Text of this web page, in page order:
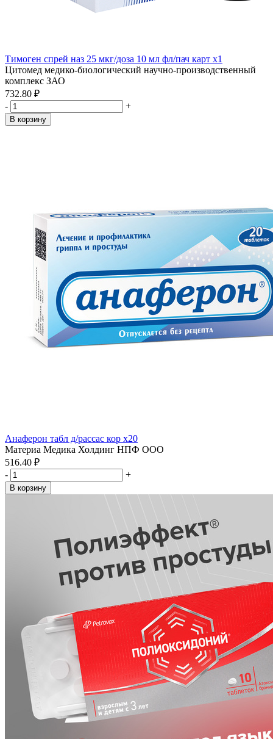
Тимоген спрей наз 25 мкг/доза 10 мл фл/пач карт x1
Цитомед медико-биологический научно-производственный
комплекс ЗАО
732.80 ₽
-
+
В корзину
Анаферон табл д/рассас кор x20
Материа Медика Холдинг НПФ ООО
516.40 ₽
-
+
В корзину